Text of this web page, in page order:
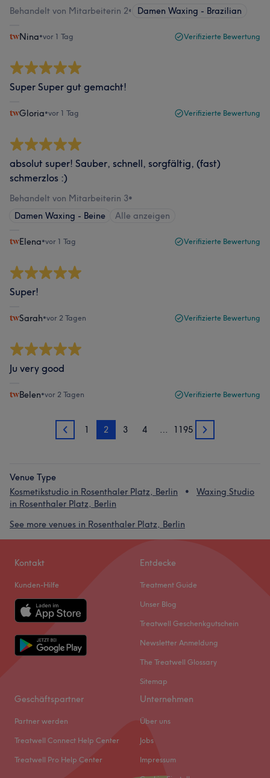
Behandelt von Mitarbeiterin 2• Damen Waxing - Brazilian
Nina•vor 1 Tag Verifizierte Bewertung
Super Super gut gemacht!
Gloria•vor 1 Tag Verifizierte Bewertung
absolut super! Sauber, schnell, sorgfältig, (fast)
schmerzlos :)
Behandelt von Mitarbeiterin 3•
Damen Waxing - Beine
Alle anzeigen
Elena•vor 1 Tag Verifizierte Bewertung
Super!
Sarah•vor 2 Tagen Verifizierte Bewertung
Ju very good
Belen•vor 2 Tagen Verifizierte Bewertung
1 1 2 3 4 … 1195 3
Venue Type
Kosmetikstudio in Rosenthaler Platz, Berlin
Waxing Studio
in Rosenthaler Platz, Berlin
See more venues in Rosenthaler Platz, Berlin
Kontakt
Kunden-Hilfe
Entdecke
Treatment Guide
Unser Blog
Treatwell Geschenkgutschein
Newsletter Anmeldung
The Treatwell Glossary
Sitemap
Geschäftspartner
Partner werden
Treatwell Connect Help Center
Treatwell Pro Help Center
Unternehmen
Über uns
Jobs
Impressum